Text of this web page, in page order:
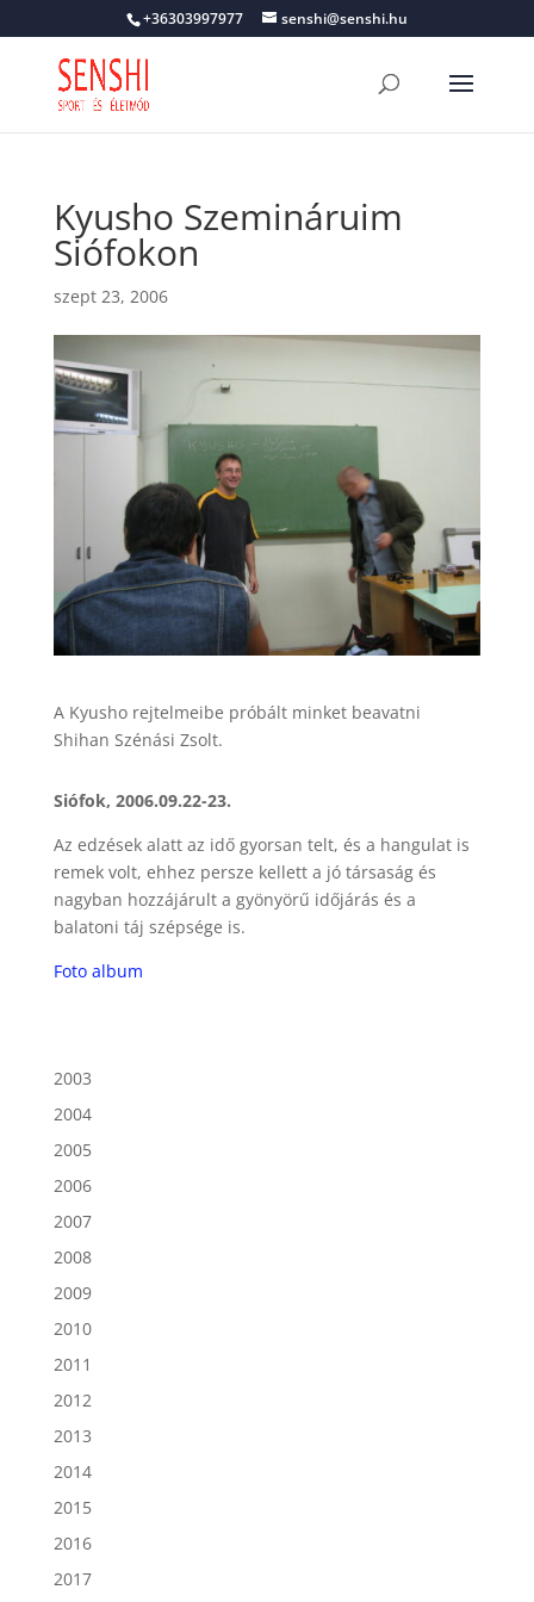
+36303997977 senshi@senshi.hu
Kyusho Szemináruim
Siófokon
szept 23, 2006
A Kyusho rejtelmeibe próbált minket beavatni
Shihan Szénási Zsolt.
Siófok, 2006.09.22-23.
Az edzések alatt az idő gyorsan telt, és a hangulat is
remek volt, ehhez persze kellett a jó társaság és
nagyban hozzájárult a gyönyörű időjárás és a
balatoni táj szépsége is.
Foto album
2003
2004
2005
2006
2007
2008
2009
2010
2011
2012
2013
2014
2015
2016
2017